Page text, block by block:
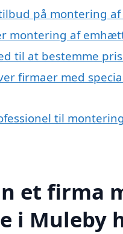
på montering
montering af
til at bestemme
firmaer med
til
et firma
i Muleby